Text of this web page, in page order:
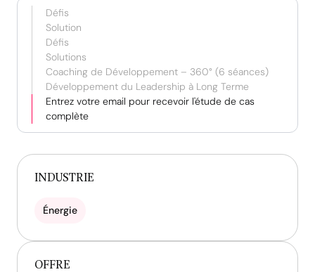
Défis
Solution
Défis
Solutions
Coaching de Développement – 360° (6 séances)
Développement du Leadership à Long Terme
Entrez votre email pour recevoir l'étude de cas
complète
INDUSTRIE
Énergie
OFFRE